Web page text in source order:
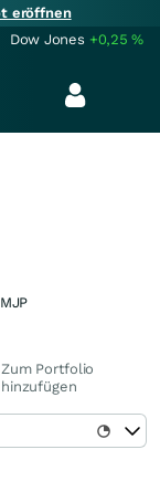
eröffnen
Dow Jones +0,25%
Zum Portfolio
hinzufügen